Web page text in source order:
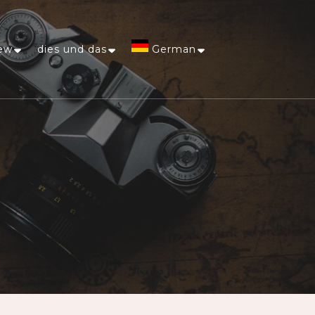
dies und das German
Afrikaans
Arabic
Chinese